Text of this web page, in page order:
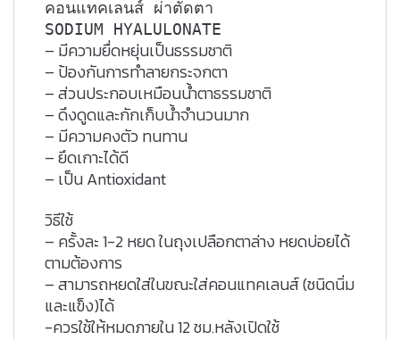
คอนแทคเลนส์ ผ่าตัดตา
SODIUM HYALULONATE
– มีความยื่ดหยุ่นเป็นธรรมชาติ
– ป้องกันการทำลายกระจกตา
– ส่วนประกอบเหมือนน้ำตาธรรมชาติ
– ดึงดูดและกักเก็บน้ำจำนวนมาก
– มีความคงตัว ทนทาน
– ยึดเกาะได้ดี
– เป็น Antioxidant
วิธีใช้
– ครั้งละ 1-2 หยด ในถุงเปลือกตาล่าง หยดบ่อยได้
ตามต้องการ
– สามารถหยดใส่ในขณะใส่คอนแทคเลนส์ (ชนิดนิ่ม
และแข็ง)ได้
-ควรใช้ให้หมดภายใน 12 ชม.หลังเปิดใช้